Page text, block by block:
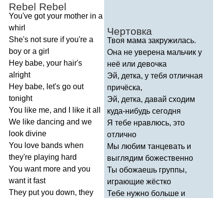
Rebel Rebel
You've got your mother in a
whirl
She's not sure if you're a
boy or a girl
Hey babe, your hair's
alright
Hey babe, let's go out
tonight
You like me, and like it all
We like dancing and we
look divine
You love bands when
they're playing hard
You want more and you
want it fast
They put you down, they
Чертовка
Твоя мама закружилась.
Она не уверена мальчик у
неё или девочка
Эй, детка, у тебя отличная
причёска,
Эй, детка, давай сходим
куда-нибудь сегодня
Я тебе нравлюсь, это
отлично
Мы любим танцевать и
выглядим божественно
Ты обожаешь группы,
играющие жёстко
Тебе нужно больше и